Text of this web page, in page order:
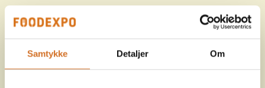
Samtykke Detaljer Om